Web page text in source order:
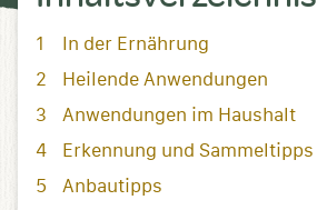
In der Ernährung
Heilende Anwendungen
Anwendungen im Haushalt
Erkennung und Sammeltipps
Anbautipps